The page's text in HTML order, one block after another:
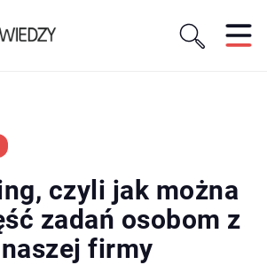
czyli jak można
zadań osobom z
firmy